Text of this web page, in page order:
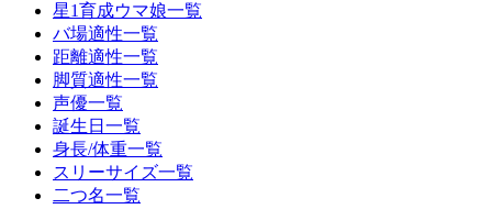
星1育成ウマ娘一覧
バ場適性一覧
距離適性一覧
脚質適性一覧
声優一覧
誕生日一覧
身長/体重一覧
スリーサイズ一覧
二つ名一覧